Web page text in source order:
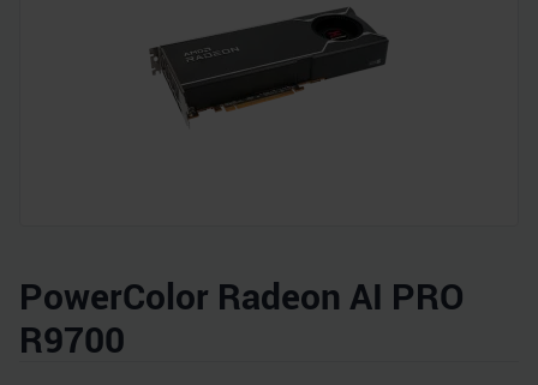
PowerColor Radeon AI PRO
R9700